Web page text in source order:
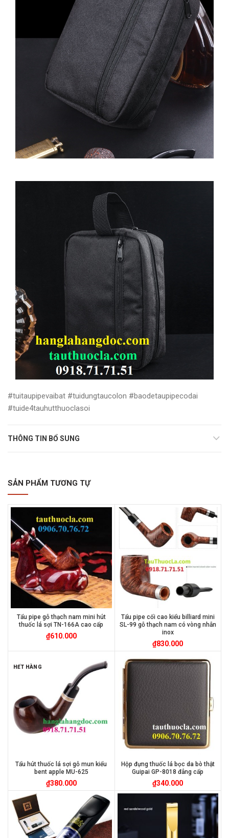
#tuitaupipevaibat #tuidungtaucolon #baodetaupipecodai
#tuide4tauhutthuoclasoi
THÔNG TIN BỔ SUNG
SẢN PHẨM TƯƠNG TỰ
Tẩu pipe gỗ thạch nam mini hút
thuốc lá sợi TN-166A cao cấp
₫610.000
Tẩu pipe cối cao kiểu billiard mini
SL-99 gỗ thạch nam có vòng nhẫn
inox
₫830.000
HẾT HÀNG
Tẩu hút thuốc lá sợi gỗ mun kiểu
bent apple MU-625
₫380.000
Hộp đựng thuốc lá bọc da bò thật
Guipai GP-8018 đẳng cấp
₫340.000